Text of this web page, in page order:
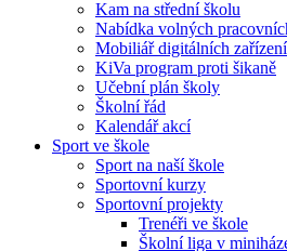
Kam na střední školu
Nabídka volných
Mobiliář digitálních zařízení
KiVa program proti šikaně
Učební plán školy
Školní řád
Kalendář akcí
Sport ve škole
Sport na naší škole
Sportovní kurzy
Sportovní projekty
Trenéři ve škole
Školní liga v